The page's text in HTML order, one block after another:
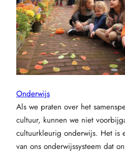
Onderwijs
Als we praten over het
cultuur, kunnen we niet
cultuurkleurig onderwijs. Het is
van ons onderwijssysteem dat